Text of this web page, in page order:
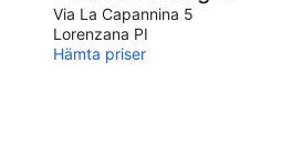
Via La Capannina 5
Lorenzana PI
Hämta priser